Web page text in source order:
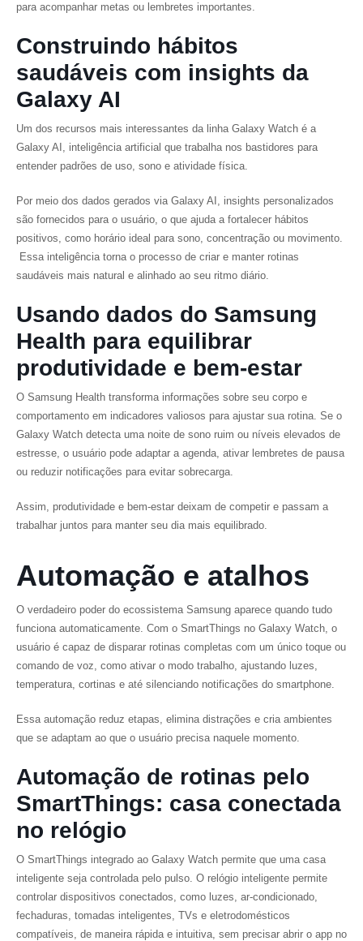
para acompanhar metas ou lembretes importantes.
Construindo hábitos
saudáveis com insights da
Galaxy AI
Um dos recursos mais interessantes da linha Galaxy Watch é a
Galaxy AI, inteligência artificial que trabalha nos bastidores para
entender padrões de uso, sono e atividade física.
Por meio dos dados gerados via Galaxy AI, insights personalizados
são fornecidos para o usuário, o que ajuda a fortalecer hábitos
positivos, como horário ideal para sono, concentração ou movimento.
Essa inteligência torna o processo de criar e manter rotinas
saudáveis mais natural e alinhado ao seu ritmo diário.
Usando dados do Samsung
Health para equilibrar
produtividade e bem-estar
O Samsung Health transforma informações sobre seu corpo e
comportamento em indicadores valiosos para ajustar sua rotina. Se o
Galaxy Watch detecta uma noite de sono ruim ou níveis elevados de
estresse, o usuário pode adaptar a agenda, ativar lembretes de pausa
ou reduzir notificações para evitar sobrecarga.
Assim, produtividade e bem-estar deixam de competir e passam a
trabalhar juntos para manter seu dia mais equilibrado.
Automação e atalhos
O verdadeiro poder do ecossistema Samsung aparece quando tudo
funciona automaticamente. Com o SmartThings no Galaxy Watch, o
usuário é capaz de disparar rotinas completas com um único toque ou
comando de voz, como ativar o modo trabalho, ajustando luzes,
temperatura, cortinas e até silenciando notificações do smartphone.
Essa automação reduz etapas, elimina distrações e cria ambientes
que se adaptam ao que o usuário precisa naquele momento.
Automação de rotinas pelo
SmartThings: casa conectada
no relógio
O SmartThings integrado ao Galaxy Watch permite que uma casa
inteligente seja controlada pelo pulso. O relógio inteligente permite
controlar dispositivos conectados, como luzes, ar-condicionado,
fechaduras, tomadas inteligentes, TVs e eletrodomésticos
compatíveis, de maneira rápida e intuitiva, sem precisar abrir o app no